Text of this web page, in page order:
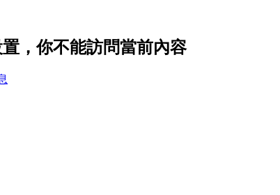
，你不能訪問當前內容